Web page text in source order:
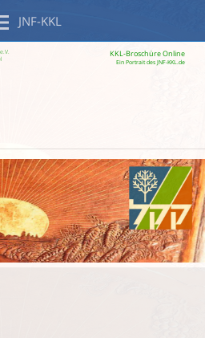
JNF-KKL
KKL-Broschüre Online
Ein Portrait des JNF-KKL.de